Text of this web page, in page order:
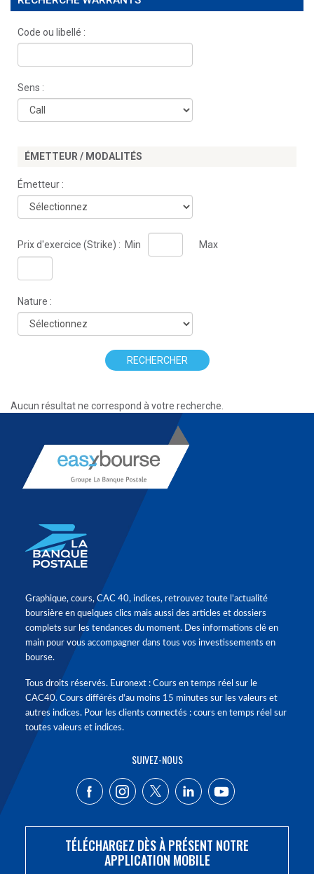
Code ou libellé :
Sens :
ÉMETTEUR / MODALITÉS
Émetteur :
Prix d'exercice (Strike) : Min Max
Nature :
RECHERCHER
Aucun résultat ne correspond à votre recherche.
Graphique, cours, CAC 40, indices, retrouvez toute l'actualité
boursière en quelques clics mais aussi des articles et dossiers
complets sur les tendances du moment. Des informations clé en
main pour vous accompagner dans tous vos investissements en
bourse.
Tous droits réservés. Euronext : Cours en temps réel sur le
CAC40. Cours différés d'au moins 15 minutes sur les valeurs et
autres indices. Pour les clients connectés : cours en temps réel sur
toutes valeurs et indices.
SUIVEZ-NOUS
TÉLÉCHARGEZ DÈS À PRÉSENT NOTRE
APPLICATION MOBILE